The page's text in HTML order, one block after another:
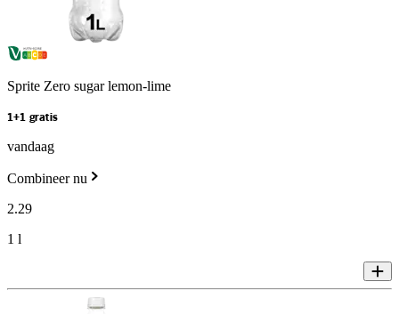
Sprite Zero sugar lemon-lime
1+1 gratis
vandaag
Combineer nu
2.29
1 l